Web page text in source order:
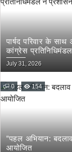
पार्षद परिवार के
कांग्रेस
मांग
July 31, 2026
0 154
“पहल अभियान:
आयोजित